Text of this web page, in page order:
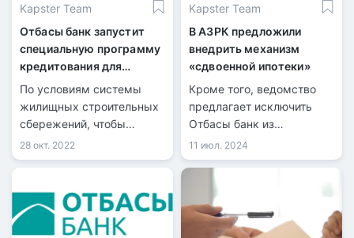
Kapster Team
Отбасы банк запустит
специальную программу
кредитования для
работников компании
По условиям системы
жилищных строительных
сбережений, чтобы
получить доступный
кредит в Отбасы банке,
не менее 50% от
стоимости жилья.
28 окт. 2022
Kapster Team
В АЗРК предложили
внедрить механизм
«сдвоенной ипотеки»
Кроме того, ведомство
предлагает исключить
Отбасы банк из
коммерческого сегмента
рынка.
11 июл. 2024